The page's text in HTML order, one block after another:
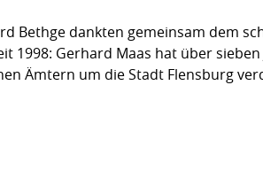
Bethge dankten gemeinsam dem
1998: Gerhard Maas hat über
Ämtern um die Stadt Flensburg